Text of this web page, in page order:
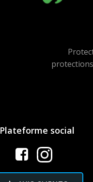
Plateforme social